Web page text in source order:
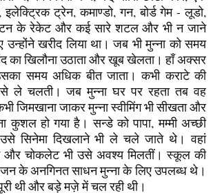
ट्रेन, कमाण्डो, गन, बोर्ड गेम - लूडो,
के रेकेट और कई सारे शटल और भी न जाने
उन्होंने खरीद लिया था। जब भी मुन्ना को समय
का खिलौना उठाता और खूब खेलता। हाँ अक्सर
समय अधिक बीत जाता। कभी कराटे की
ले चलती। जब मुन्ना घर पर रहता तब वह
जिमखाना जाकर मुन्ना स्वीमिंग भी सीखता और
कुशल हो गया है। सन्डे को पापा, मम्मी अच्छी
उसे सिनेमा दिखलाने भी ले चले जाते थे। वहां
और चोकलेट भी उसे अवश्य मिलतीं। स्कूल की
के अनगिनत साधन मुन्ना के लिए उपलब्ध थे।
थी और बड़े मज़े में चल रही थी।